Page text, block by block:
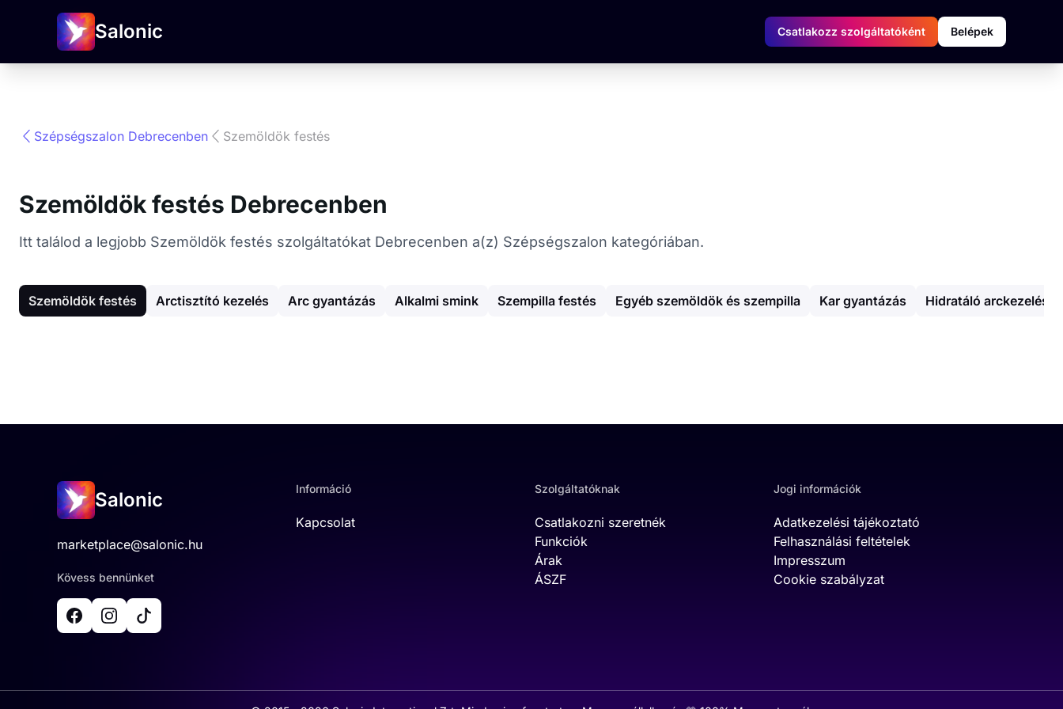
Salonic Csatlakozz szolgáltatóként Belépek
Szépségszalon Debrecenben Szemöldök festés
Szemöldök festés Debrecenben
Itt találod a legjobb Szemöldök festés szolgáltatókat Debrecenben a(z) Szépségszalon kategóriában.
Szemöldök festés Arctisztító kezelés Arc gyantázás Alkalmi smink Szempilla festés Egyéb szemöldök és szempilla Kar gyantázás Hidratáló arckezelés
Salonic
marketplace@salonic.hu
Kövess bennünket
Információ
Kapcsolat
Szolgáltatóknak
Csatlakozni szeretnék
Funkciók
Árak
ÁSZF
Jogi információk
Adatkezelési tájékoztató
Felhasználási feltételek
Impresszum
Cookie szabályzat